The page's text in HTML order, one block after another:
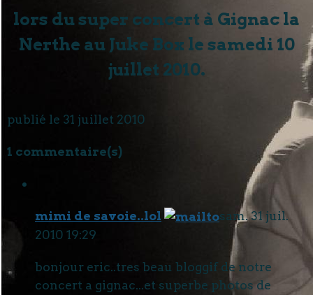
lors du super concert à Gignac la
Nerthe au Juke Box le samedi 10
juillet 2010.
publié le 31 juillet 2010
1 commentaire(s)
mimi de savoie..lol
sam. 31 juil.
2010 19:29
bonjour eric..tres beau bloggif de notre
concert a gignac...et superbe photos de